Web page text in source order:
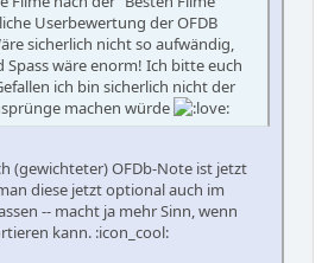
Userbewertung der OFDB
sicherlich nicht so aufwändig,
wäre enorm! Ich bitte euch
ich bin sicherlich nicht der
machen würde
(gewichteter) OFDb-Note ist jetzt
diese jetzt optional auch im
-- macht ja mehr Sinn, wenn
kann. :icon_cool: